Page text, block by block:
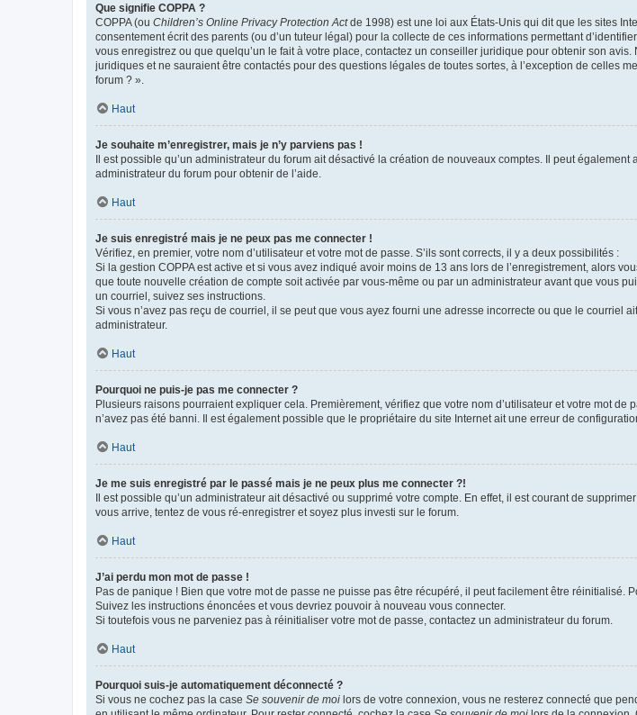
Que signifie COPPA ?
COPPA (ou Children’s Online Privacy Protection Actde 1998) est une loi aux États-Unis qui dit que les sites
consentement écrit des parents (ou d’un tuteur légal) pour la collecte de ces informations permettant
vous enregistrez ou que quelqu’un le fait à votre place, contactez un conseiller juridique pour obtenir son
juridiques et ne sauraient être contactés pour des questions légales de toutes sortes, à l’exception de celles
forum ? ».
Haut
Je souhaite m’enregistrer, mais je n’y parviens pas !
Il est possible qu’un administrateur du forum ait désactivé la création de nouveaux comptes. Il peut
administrateur du forum pour obtenir de l’aide.
Haut
Je suis enregistré mais je ne peux pas me connecter !
Vérifiez, en premier, votre nom d’utilisateur et votre mot de passe. S’ils sont corrects, il y a deux possibilités :
Si la gestion COPPA est active et si vous avez indiqué avoir moins de 13 ans lors de l’enregistrement, alors
que toute nouvelle création de compte soit activée par vous-même ou par un administrateur avant que vous
un courriel, suivez ses instructions.
Si vous n’avez pas reçu de courriel, il se peut que vous ayez fourni une adresse incorrecte ou que le courriel
administrateur.
Haut
Pourquoi ne puis-je pas me connecter ?
Plusieurs raisons pourraient expliquer cela. Premièrement, vérifiez que votre nom d’utilisateur et votre mot
n’avez pas été banni. Il est également possible que le propriétaire du site Internet ait une erreur de
Haut
Je me suis enregistré par le passé mais je ne peux plus me connecter ?!
Il est possible qu’un administrateur ait désactivé ou supprimé votre compte. En effet, il est courant de
vous arrive, tentez de vous ré-enregistrer et soyez plus investi sur le forum.
Haut
J’ai perdu mon mot de passe !
Pas de panique ! Bien que votre mot de passe ne puisse pas être récupéré, il peut facilement être réinitialisé.
Suivez les instructions énoncées et vous devriez pouvoir à nouveau vous connecter.
Si toutefois vous ne parveniez pas à réinitialiser votre mot de passe, contactez un administrateur du forum.
Haut
Pourquoi suis-je automatiquement déconnecté ?
Si vous ne cochez pas la case Se souvenir de moi lors de votre connexion, vous ne resterez connecté que